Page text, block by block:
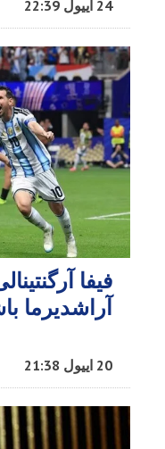
24 اییول 22:39
فیفا
آراشدیرما
20 اییول 21:38